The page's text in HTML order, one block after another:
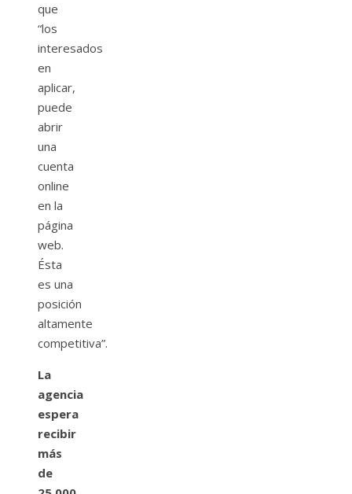
que
“los
interesados
en
aplicar,
puede
abrir
una
cuenta
online
en la
página
web.
Ésta
es una
posición
altamente
competitiva”.
La
agencia
espera
recibir
más
de